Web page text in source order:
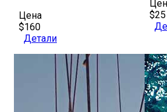
Цена
$160
Детали
$25